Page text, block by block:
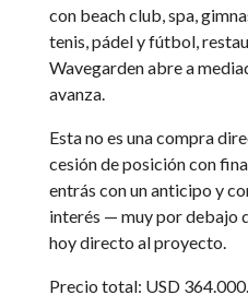
con beach club, spa,
tenis, pádel y fútbol,
Wavegarden abre a
avanza.
Esta no es una compra
cesión de posición con
entrás con un anticipo y
interés — muy por debajo
hoy directo al proyecto.
Precio total: USD 364.000.